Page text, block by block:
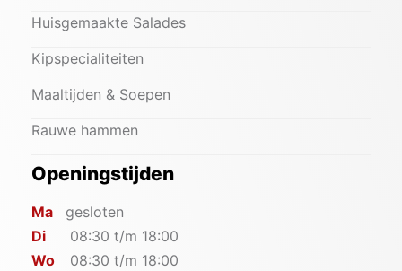
Huisgemaakte Salades
Kipspecialiteiten
Maaltijden & Soepen
Rauwe hammen
Openingstijden
Ma
gesloten
Di
08:30 t/m 18:00
Wo
08:30 t/m 18:00